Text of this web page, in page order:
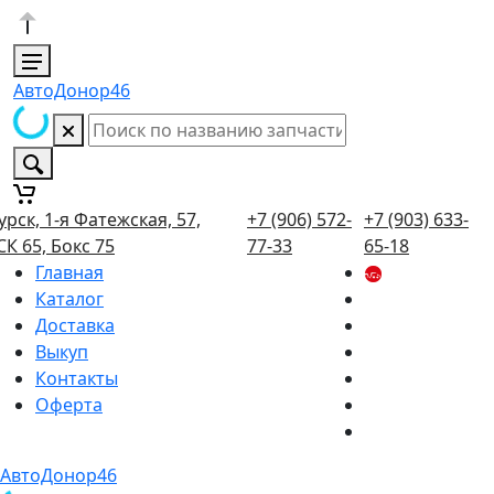
АвтоДонор46
1-я Фатежская, 57,
65, Бокс 75
+7 (906) 572-
77-33
+7 (903) 633-
65-18
Главная
Каталог
Доставка
Выкуп
Контакты
Оферта
АвтоДонор46